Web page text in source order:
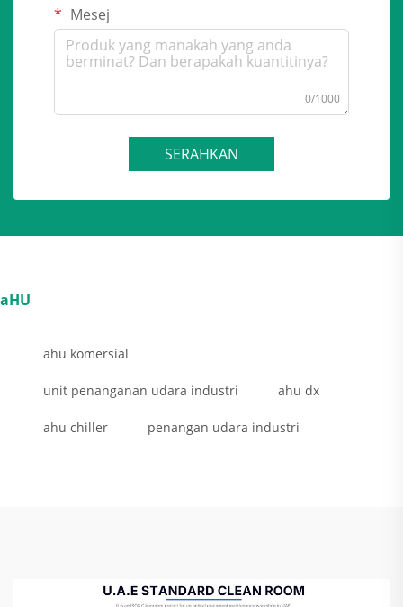
Mesej
0/1000
SERAHKAN
aHU
ahu komersial
unit penanganan udara industri ahu dx
ahu chiller penangan udara industri